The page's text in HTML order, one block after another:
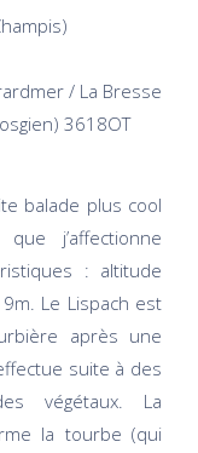
/ La Bresse
3618OT
balade plus cool
j’affectionne
: altitude
Le Lispach est
après une
suite à des
végétaux. La
la tourbe (qui